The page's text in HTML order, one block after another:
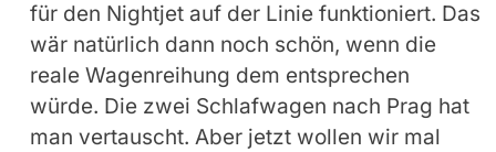
für den Nightjet auf der Linie funktioniert. Das
wär natürlich dann noch schön, wenn die
reale Wagenreihung dem entsprechen
würde. Die zwei Schlafwagen nach Prag hat
man vertauscht. Aber jetzt wollen wir mal